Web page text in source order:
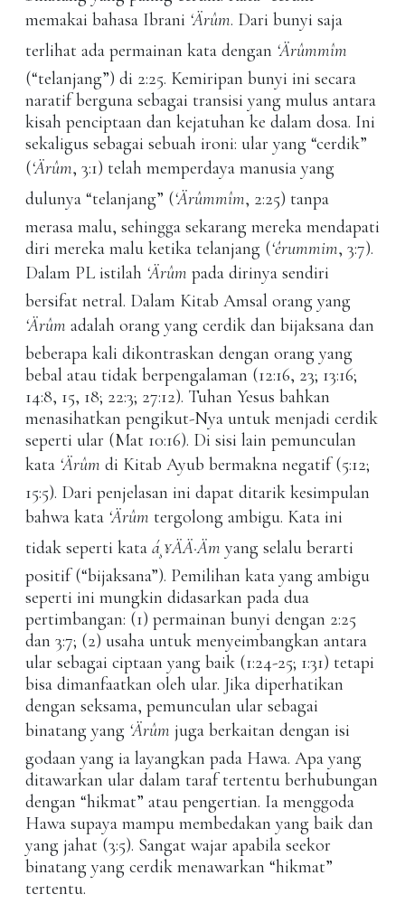
memakai bahasa Ibrani ‘Ärûm. Dari bunyi saja
terlihat ada permainan kata dengan ‘Ärûmmîm
(“telanjang”) di 2:25. Kemiripan bunyi ini secara
naratif berguna sebagai transisi yang mulus antara
kisah penciptaan dan kejatuhan ke dalam dosa. Ini
sekaligus sebagai sebuah ironi: ular yang “cerdik”
(‘Ärûm, 3:1) telah memperdaya manusia yang
dulunya “telanjang” (‘Ärûmmîm, 2:25) tanpa
merasa malu, sehingga sekarang mereka mendapati
diri mereka malu ketika telanjang (‘êrummim, 3:7).
Dalam PL istilah ‘Ärûm pada dirinya sendiri
bersifat netral. Dalam Kitab Amsal orang yang
‘Ärûm adalah orang yang cerdik dan bijaksana dan
beberapa kali dikontraskan dengan orang yang
bebal atau tidak berpengalaman (12:16, 23; 13:16;
14:8, 15, 18; 22:3; 27:12). Tuhan Yesus bahkan
menasihatkan pengikut-Nya untuk menjadi cerdik
seperti ular (Mat 10:16). Di sisi lain pemunculan
kata ‘Ärûm di Kitab Ayub bermakna negatif (5:12;
15:5). Dari penjelasan ini dapat ditarik kesimpulan
bahwa kata ‘Ärûm tergolong ambigu. Kata ini
tidak seperti kata á¸¥ÄÄ·Äm yang selalu berarti
positif (“bijaksana”). Pemilihan kata yang ambigu
seperti ini mungkin didasarkan pada dua
pertimbangan: (1) permainan bunyi dengan 2:25
dan 3:7; (2) usaha untuk menyeimbangkan antara
ular sebagai ciptaan yang baik (1:24-25; 1:31) tetapi
bisa dimanfaatkan oleh ular. Jika diperhatikan
dengan seksama, pemunculan ular sebagai
binatang yang ‘Ärûm juga berkaitan dengan isi
godaan yang ia layangkan pada Hawa. Apa yang
ditawarkan ular dalam taraf tertentu berhubungan
dengan “hikmat” atau pengertian. Ia menggoda
Hawa supaya mampu membedakan yang baik dan
yang jahat (3:5). Sangat wajar apabila seekor
binatang yang cerdik menawarkan “hikmat”
tertentu.